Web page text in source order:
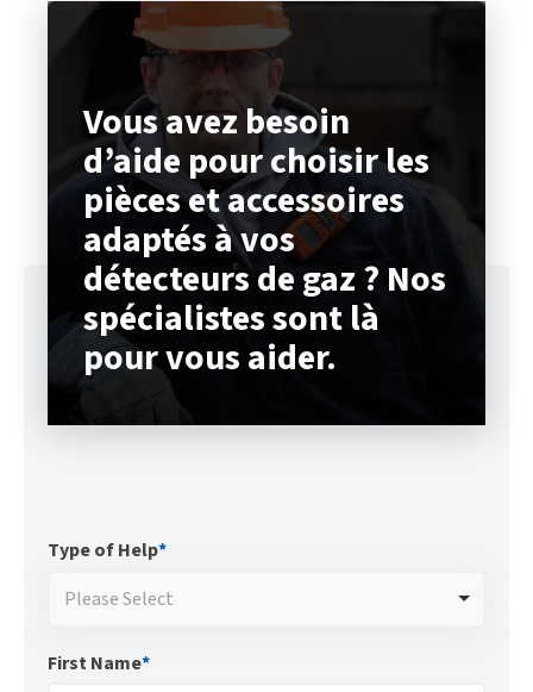
Vous avez besoin
d’aide pour choisir les
pièces et accessoires
adaptés à vos
détecteurs de gaz ? Nos
spécialistes sont là
pour vous aider.
Type of Help*
Please Select
First Name*